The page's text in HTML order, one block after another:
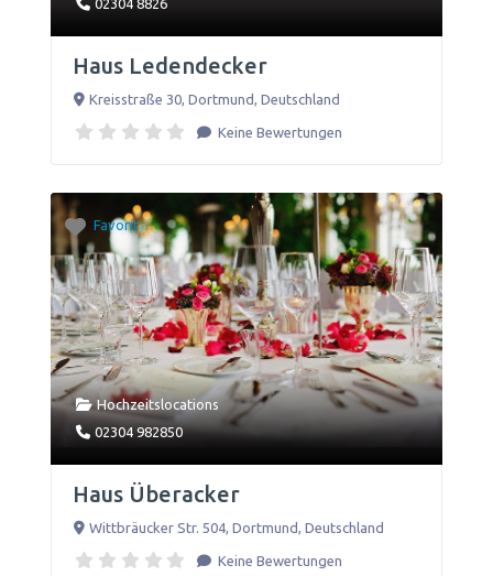
02304 8826
Haus Ledendecker
Kreisstraße 30, Dortmund, Deutschland
Keine Bewertungen
Favorit
Hochzeitslocations
02304 982850
Haus Überacker
Wittbräucker Str. 504, Dortmund, Deutschland
Keine Bewertungen